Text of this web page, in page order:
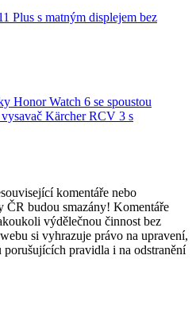
Plus s matným displejem bez
Honor Watch 6 se spoustou
Kärcher RCV 3 s
komentáře nebo
ČR budou smazány! Komentáře
výdělečnou činnost bez
si vyhrazuje právo na upravení,
porušujících pravidla i na odstranění